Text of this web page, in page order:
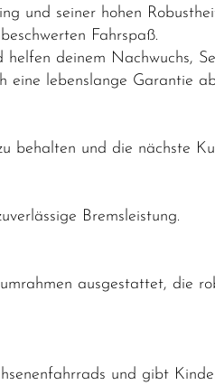
und seiner hohen
Fahrspaß.
deinem Nachwuchs,
eine lebenslange Garantie
behalten und die nächste
Bremsleistung.
ausgestattet, die
und gibt